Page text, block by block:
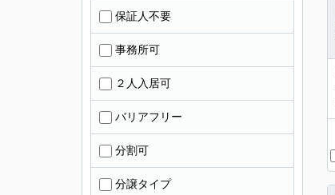
保証人不要
事務所可
２人入居可
バリアフリー
分割可
分譲タイプ